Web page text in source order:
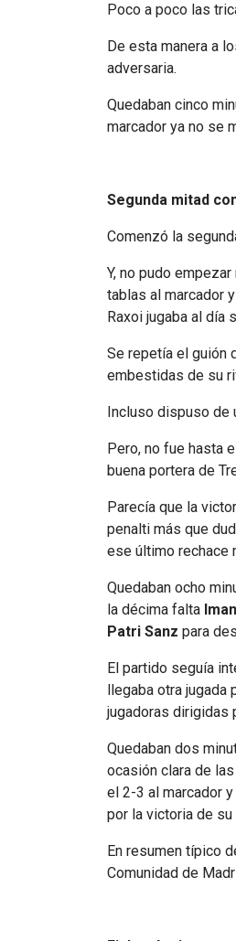
Poco a poco las
De esta manera a
adversaria.
Quedaban cinco
marcador ya no se
Segunda mitad
Comenzó la
Y, no pudo
tablas al marcador
Raxoi jugaba al día
Se repetía el guión
embestidas de su
Incluso dispuso de
Pero, no fue hasta
buena portera de
Parecía que la
penalti más que
ese último rechace
Quedaban ocho
la décima falta
Patri Sanz para
El partido seguía
llegaba otra jugada
jugadoras dirigidas
Quedaban dos
ocasión clara de
el 2-3 al marcador
por la victoria de
En resumen típico
Comunidad de